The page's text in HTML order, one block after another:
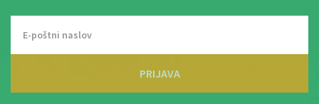
PRIJAVA